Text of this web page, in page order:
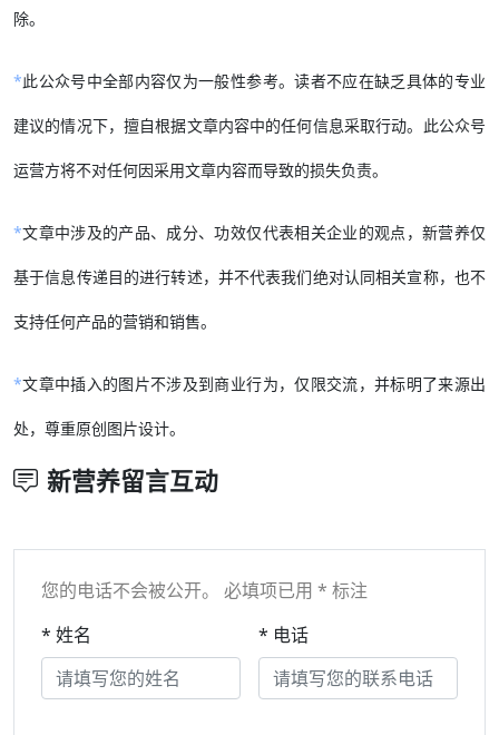
除。
*此公众号中全部内容仅为一般性参考。读者不应在缺乏具体的专业
建议的情况下，擅自根据文章内容中的任何信息采取行动。此公众号
运营方将不对任何因采用文章内容而导致的损失负责。
*文章中涉及的产品、成分、功效仅代表相关企业的观点，新营养仅
基于信息传递目的进行转述，并不代表我们绝对认同相关宣称，也不
支持任何产品的营销和销售。
*文章中插入的图片不涉及到商业行为，仅限交流，并标明了来源出
处，尊重原创图片设计。
新营养留言互动
您的电话不会被公开。 必填项已用 * 标注
* 姓名
* 电话